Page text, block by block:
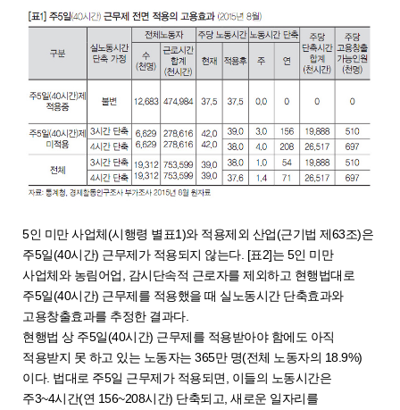
5인 미만 사업체(시행령 별표1)와 적용제외 산업(근기법 제63조)은
주5일(40시간) 근무제가 적용되지 않는다. [표2]는 5인 미만
사업체와 농림어업, 감시단속적 근로자를 제외하고 현행법대로
주5일(40시간) 근무제를 적용했을 때 실노동시간 단축효과와
고용창출효과를 추정한 결과다.
현행법 상 주5일(40시간) 근무제를 적용받아야 함에도 아직
적용받지 못 하고 있는 노동자는 365만 명(전체 노동자의 18.9%)
이다. 법대로 주5일 근무제가 적용되면, 이들의 노동시간은
주3~4시간(연 156~208시간) 단축되고, 새로운 일자리를